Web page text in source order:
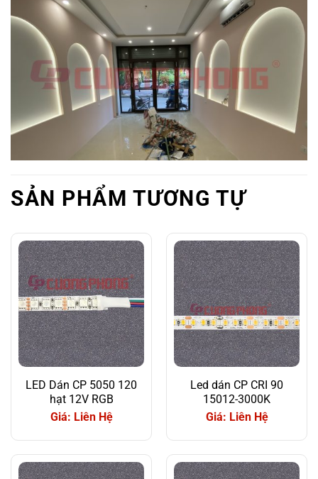
SẢN PHẨM TƯƠNG TỰ
LED Dán CP 5050 120
hạt 12V RGB
Giá: Liên Hệ
Led dán CP CRI 90
15012-3000K
Giá: Liên Hệ